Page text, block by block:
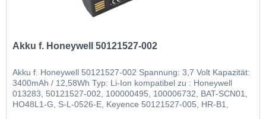
Akku f. Honeywell 50121527-002
Akku f. Honeywell 50121527-002 Spannung: 3,7 Volt Kapazität:
3400mAh / 12,58Wh Typ: Li-Ion kompatibel zu : Honeywell
013283, 50121527-002, 100000495, 100006732, BAT-SCN01,
HO48L1-G, S-L-0526-E, Keyence 50121527-005, HR-B1,